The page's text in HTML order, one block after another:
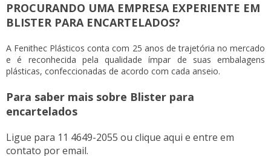
PROCURANDO UMA EMPRESA EXPERIENTE EM
BLISTER PARA ENCARTELADOS?
A Fenithec Plásticos conta com 25 anos de trajetória no mercado
e é reconhecida pela qualidade ímpar de suas embalagens
plásticas, confeccionadas de acordo com cada anseio.
Para saber mais sobre Blister para
encartelados
Ligue para 11 4649-2055 ou clique aqui e entre em
contato por email.